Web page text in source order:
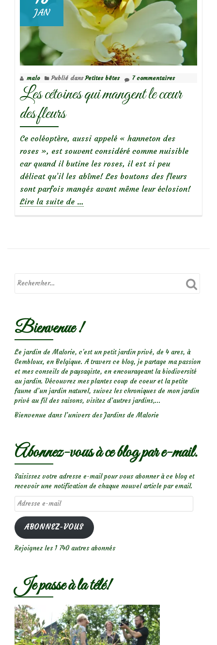
JAN
malo Publié dansPetites bêtes 7 commentaires
Les cétoines qui mangent le cœur
des fleurs
Ce coléoptère, aussi appelé « hanneton des
roses », est souvent considéré comme nuisible
car quand il butine les roses, il est si peu
délicat qu’il les abîme! Les boutons des fleurs
sont parfois mangés avant même leur éclosion!
Lire la suite de
qui
le
…
Bienvenue !
Le jardin de Malorie, c'est un petit jardin privé, de 4 ares, à
Gembloux, en Belgique. A travers ce blog, je partage ma passion
et mes conseils de paysagiste, en encourageant la biodiversité
au jardin. Découvrez mes plantes coup de coeur et la petite
faune d’un jardin naturel, suivez les chroniques de mon jardin
privé au fil des saisons, visitez d’autres jardins,...
Bienvenue dans l’univers des Jardins de Malorie
Abonnez-vous à ce blog par e-mail.
Saisissez votre adresse e-mail pour vous abonner à ce blog et
recevoir une notification de chaque nouvel article par email.
Adresse
e-
mail
ABONNEZ-VOUS
Rejoignez les 1 740 autres abonnés
Je passe à la télé!